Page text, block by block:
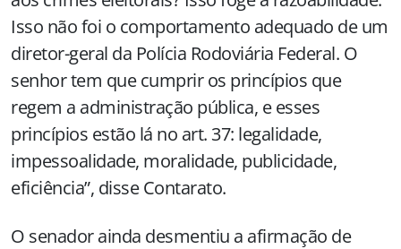
Isso não foi o comportamento adequado de um
diretor-geral da Polícia Rodoviária Federal. O
senhor tem que cumprir os princípios que
regem a administração pública, e esses
princípios estão lá no art. 37: legalidade,
impessoalidade, moralidade, publicidade,
eficiência”, disse Contarato.
O senador ainda desmentiu a afirmação de